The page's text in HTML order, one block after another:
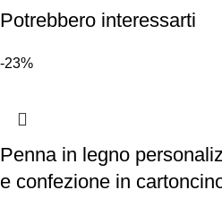
Potrebbero interessarti
-23%
Penna in legno
e confezione in